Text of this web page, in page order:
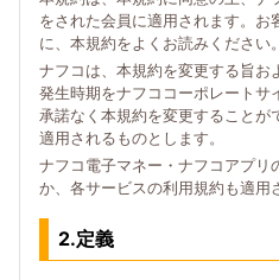
をされた会員に適用されます。お
に、本規約をよくお読みください。
ナフコは、本規約を変更する旨お
発生時期をナフココーポレートサ
承諾なく本規約を変更することが
適用されるものとします。
ナフコ電子マネー・ナフコアプリ
か、各サービスの利用規約も適用
2.定義